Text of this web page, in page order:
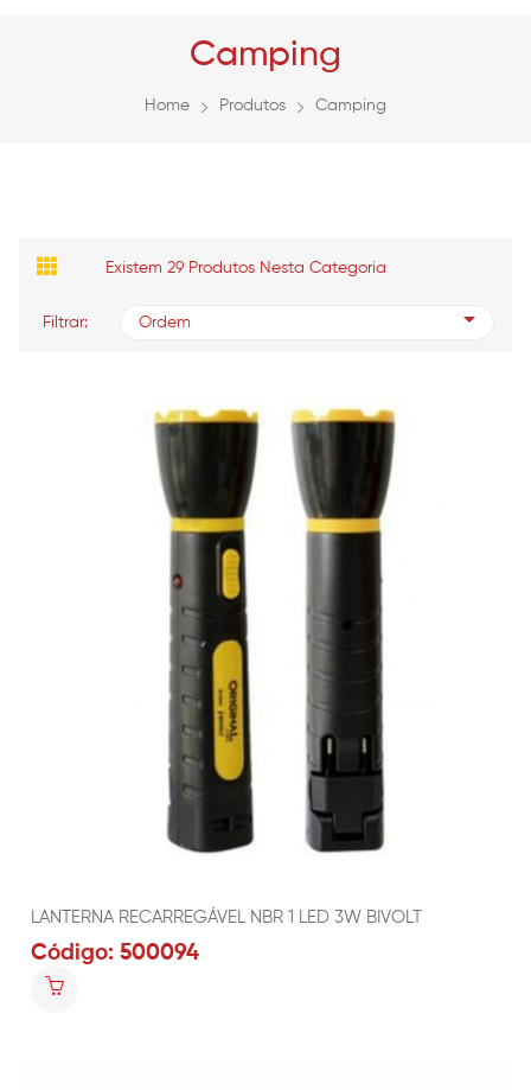
Camping
Home Produtos Camping
Existem 29 Produtos Nesta Categoria
Filtrar: Ordem
LANTERNA RECARREGÁVEL NBR 1 LED 3W BIVOLT
Código: 500094